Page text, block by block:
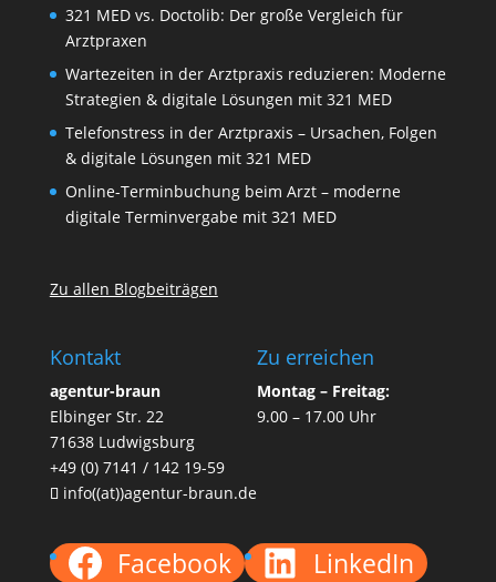
321 MED vs. Doctolib: Der große Vergleich für
Arztpraxen
Wartezeiten in der Arztpraxis reduzieren: Moderne
Strategien & digitale Lösungen mit 321 MED
Telefonstress in der Arztpraxis – Ursachen, Folgen
& digitale Lösungen mit 321 MED
Online-Terminbuchung beim Arzt – moderne
digitale Terminvergabe mit 321 MED
Zu allen Blogbeiträgen
Kontakt
agentur-braun
Elbinger Str. 22
71638 Ludwigsburg
+49 (0) 7141 / 142 19-59
info((at))agentur-braun.de
Zu erreichen
Montag – Freitag:
9.00 – 17.00 Uhr
Facebook LinkedIn